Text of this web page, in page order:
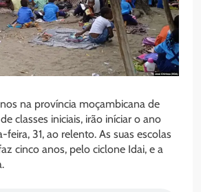
na província moçambicana de
classes iniciais, irão iníciar o ano
feira, 31, ao relento. As suas escolas
cinco anos, pelo ciclone Idai, e a